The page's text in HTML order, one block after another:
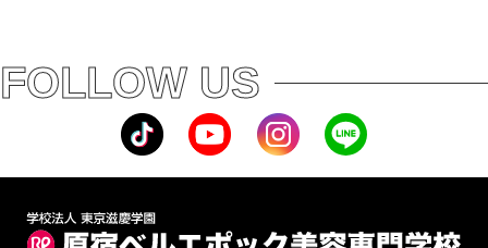
FOLLOW US